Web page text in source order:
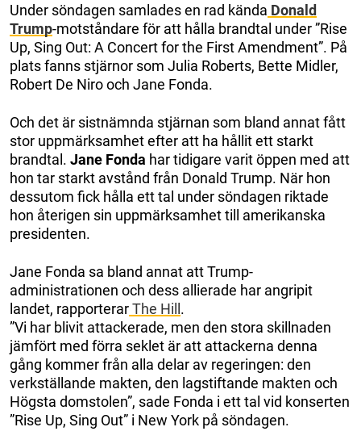
Under söndagen samlades en rad kända Donald
Trump-motståndare för att hålla brandtal under ”Rise
Up, Sing Out: A Concert for the First Amendment”. På
plats fanns stjärnor som Julia Roberts, Bette Midler,
Robert De Niro och Jane Fonda.
Och det är sistnämnda stjärnan som bland annat fått
stor uppmärksamhet efter att ha hållit ett starkt
brandtal. Jane Fonda har tidigare varit öppen med att
hon tar starkt avstånd från Donald Trump. När hon
dessutom fick hålla ett tal under söndagen riktade
hon återigen sin uppmärksamhet till amerikanska
presidenten.
Jane Fonda sa bland annat att Trump-
administrationen och dess allierade har angripit
landet, rapporterarThe Hill .
”Vi har blivit attackerade, men den stora skillnaden
jämfört med förra seklet är att attackerna denna
gång kommer från alla delar av regeringen: den
verkställande makten, den lagstiftande makten och
Högsta domstolen”, sade Fonda i ett tal vid konserten
”Rise Up, Sing Out” i New York på söndagen.